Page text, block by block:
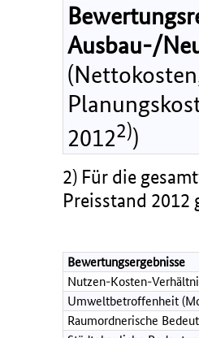
Ausbau-/
20122))
2) Für die
Preisstand 2012
Bewertungsergebnisse
Nutzen-Kosten-
Umweltbetroffenheit
Raumordnerische